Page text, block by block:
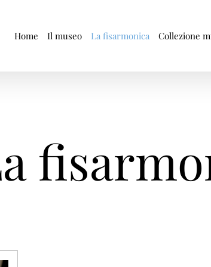
Home Il museo La fisarmonica Collezione